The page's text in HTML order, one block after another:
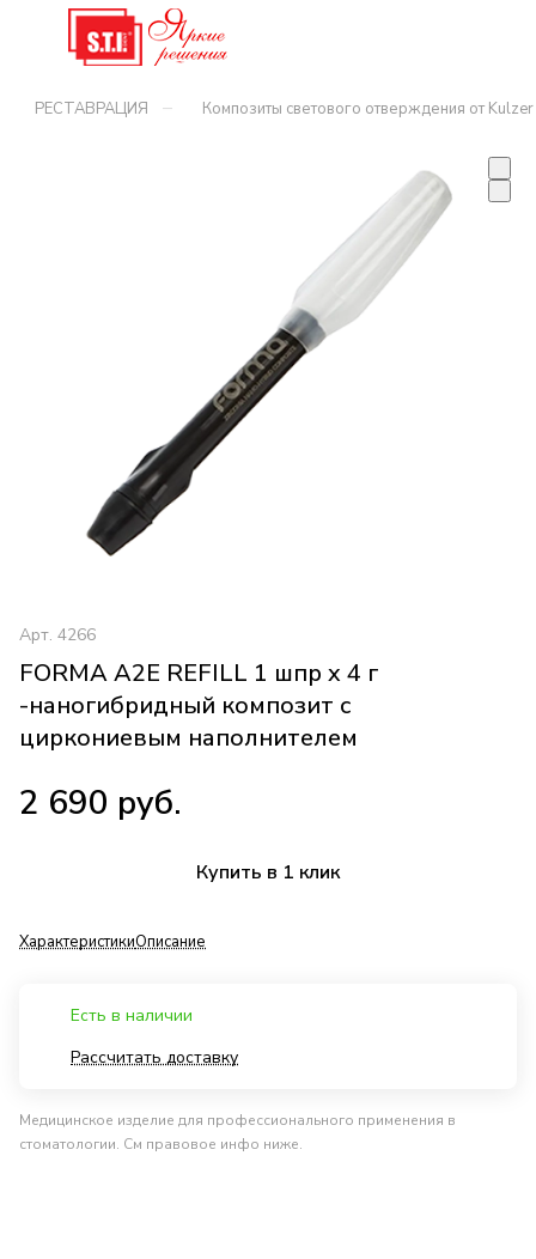
РЕСТАВРАЦИЯ – Композиты светового отверждения от
Арт. 4266
FORMA A2E REFILL 1 шпр x 4 г
-наногибридный композит с
циркониевым наполнителем
2 690 руб.
Купить в 1 клик
ХарактеристикиОписание
Есть в наличии
Рассчитать доставку
Медицинское изделие для профессионального применения в
стоматологии. См правовое инфо ниже.